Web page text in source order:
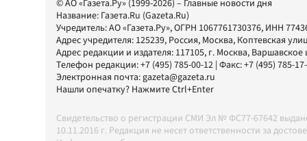
© АО «Газета.Ру» (1999-2026) – Главные новости дня
Название: Газета.Ru (Gazeta.Ru)
Учредитель:АО «Газета.Ру», ОГРН 1067761730376, ИНН
Адрес учредителя: 125239, Россия, Москва, Коптевская
Адрес редакции и издателя: 117105, г. Москва, Варшавское
Телефон редакции:+7 (495) 785-00-12 | Факс:+7 (495) 785-
Электронная почта:gazeta@gazeta.ru
Нашли опечатку? Нажмите Ctrl+Enter
Свидетельство о регистрации СМИ Эл № ФС77-67642
10.11.2016 г. Редакция не несет ответственности за